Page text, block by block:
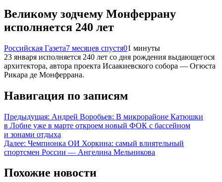
Великому зодчему Монферрану
исполняется 240 лет
Российская Газета7 месяцев спустя01 минуты
23 января исполняется 240 лет со дня рождения выдающегося
архитектора, автора проекта Исаакиевского собора — Огюста
Рикара де Монферрана.
Навигация по записям
Предыдущая: Андрей Воробьев: В микрорайоне Катюшки
в Лобне уже в марте откроем новый ФОК с бассейном
и зонами отдыха
Далее: Чемпионка ОИ Хоркина: самый влиятельный
спортсмен России — Ангелина Мельникова
Похожие новости